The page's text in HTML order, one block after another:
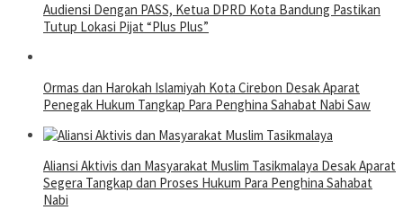
Audiensi Dengan PASS, Ketua DPRD Kota Bandung Pastikan
Tutup Lokasi Pijat “Plus Plus”
Ormas dan Harokah Islamiyah Kota Cirebon Desak Aparat
Penegak Hukum Tangkap Para Penghina Sahabat Nabi Saw
Aliansi Aktivis dan Masyarakat Muslim Tasikmalaya Desak Aparat
Segera Tangkap dan Proses Hukum Para Penghina Sahabat
Nabi